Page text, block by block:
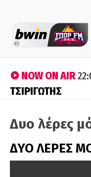
NOW ON AIR
ΤΣΙΡΙΓΩΤΗΣ
Δυο λέρες
ΔΥΟ ΛΕΡΕΣ